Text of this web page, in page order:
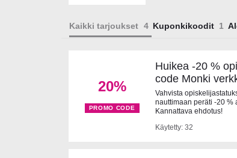
Kaikki tarjoukset Kuponkikoodit
20%
PROMO CODE
Huikea -20 %
code Monki
Vahvista
nauttimaan peräti -20 %
Kannattava ehdotus!
Käytetty: 32